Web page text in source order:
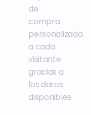
de
compra
personalizada
a cada
visitante
gracias a
los datos
disponibles.